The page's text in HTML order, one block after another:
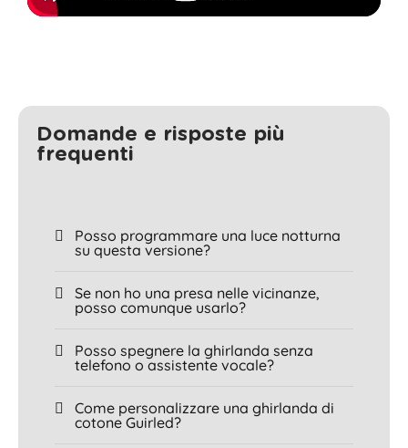
Domande e risposte più
frequenti
Posso programmare una luce notturna
su questa versione?
Se non ho una presa nelle vicinanze,
posso comunque usarlo?
Posso spegnere la ghirlanda senza
telefono o assistente vocale?
Come personalizzare una ghirlanda di
cotone Guirled?